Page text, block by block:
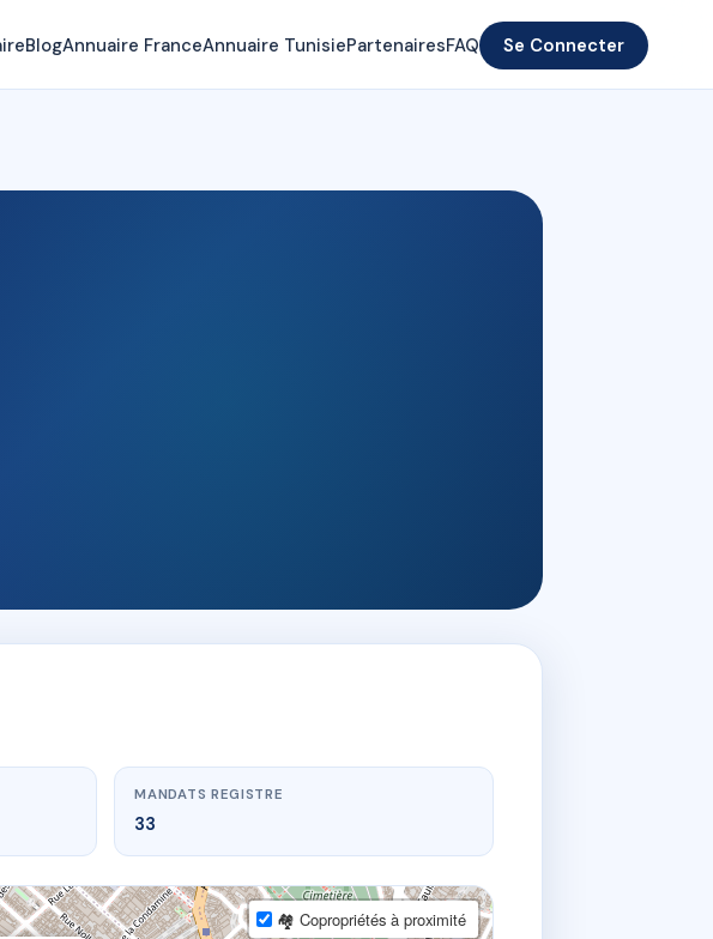
BlogAnnuaire FranceAnnuaire TunisiePartenairesFAQ Se Connecter
MANDATS REGISTRE
33
🏘 Copropriétés à proximité